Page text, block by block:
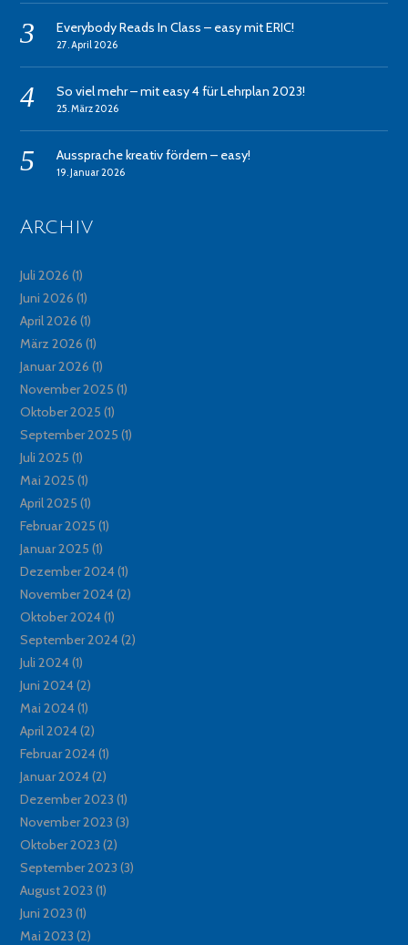
Everybody Reads In Class – easy mit ERIC!
27. April 2026
So viel mehr – mit easy 4 für Lehrplan 2023!
25. März 2026
Aussprache kreativ fördern – easy!
19. Januar 2026
Archiv
Juli 2026 (1)
Juni 2026 (1)
April 2026 (1)
März 2026 (1)
Januar 2026 (1)
November 2025 (1)
Oktober 2025 (1)
September 2025 (1)
Juli 2025 (1)
Mai 2025 (1)
April 2025 (1)
Februar 2025 (1)
Januar 2025 (1)
Dezember 2024(1)
November 2024(2)
Oktober 2024(1)
September 2024(2)
Juli 2024(1)
Juni 2024(2)
Mai 2024(1)
April 2024(2)
Februar 2024(1)
Januar 2024(2)
Dezember 2023 (1)
November 2023 (3)
Oktober 2023 (2)
September 2023 (3)
August 2023 (1)
Juni 2023 (1)
Mai 2023 (2)